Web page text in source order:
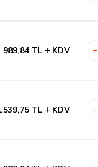
989,84 TL KDV
TL KDV